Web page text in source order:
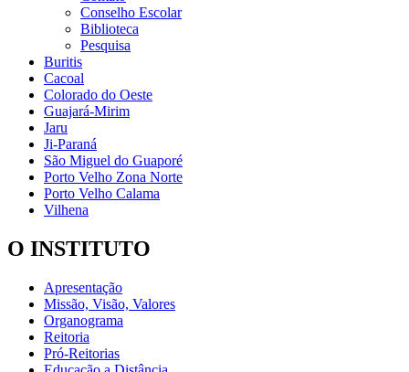
Conselho Escolar
Biblioteca
Pesquisa
Buritis
Cacoal
Colorado do Oeste
Guajará-Mirim
Jaru
Ji-Paraná
São Miguel do Guaporé
Porto Velho Zona Norte
Porto Velho Calama
Vilhena
O INSTITUTO
Apresentação
Missão, Visão, Valores
Organograma
Reitoria
Pró-Reitorias